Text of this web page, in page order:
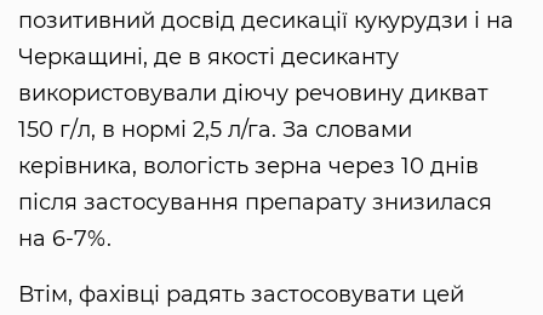
позитивний досвід десикації кукурудзи і на
Черкащині, де в якості десиканту
використовували діючу речовину дикват
150 г/л, в нормі 2,5 л/га. За словами
керівника, вологість зерна через 10 днів
після застосування препарату знизилася
на 6-7%.
Втім, фахівці радять застосовувати цей